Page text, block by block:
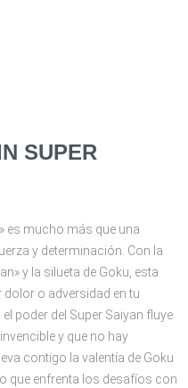
SUPER
es mucho más que una
y determinación. Con la
y la silueta de Goku, esta
dolor o adversidad en tu
poder del Super Saiyan fluye
y que no hay
contigo la valentía de Goku
que enfrenta los desafíos con